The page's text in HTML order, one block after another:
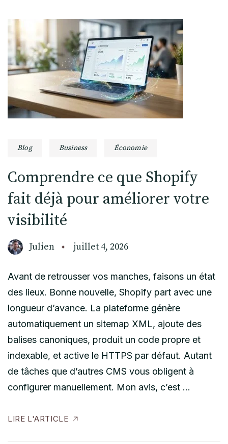
Blog Business Économie
Comprendre ce que Shopify
fait déjà pour améliorer votre
visibilité
Julien juillet 4, 2026
Avant de retrousser vos manches, faisons un état
des lieux. Bonne nouvelle, Shopify part avec une
longueur d’avance. La plateforme génère
automatiquement un sitemap XML, ajoute des
balises canoniques, produit un code propre et
indexable, et active le HTTPS par défaut. Autant
de tâches que d’autres CMS vous obligent à
configurer manuellement. Mon avis, c’est …
LIRE L'ARTICLE